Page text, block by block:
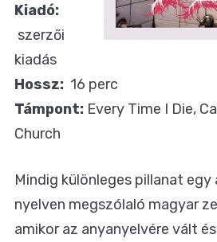
Kiadó:
szerzői
kiadás
Hossz: 16 perc
Támpont: Every Time I Die,
Church
Mindig különleges pillanat
nyelven megszólaló magyar
amikor az anyanyelvére vált